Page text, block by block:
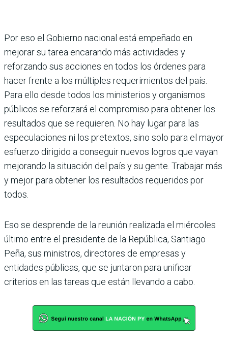
Por eso el Gobierno nacional está empeñado en
mejorar su tarea encarando más activi­dades y
reforzando sus acciones en todos los órdenes para
hacer frente a los múlti­ples requerimientos del país.
Para ello desde todos los ministerios y organismos
públicos se reforzará el compromiso para obtener los
resultados que se requieren. No hay lugar para las
especulaciones ni los pretextos, sino solo para el mayor
esfuerzo dirigido a conse­guir nuevos logros que vayan
mejorando la situación del país y su gente. Trabajar más
y mejor para obtener los resultados requeri­dos por
todos.
Eso se desprende de la reunión realizada el miércoles
último entre el presidente de la República, Santiago
Peña, sus ministros, directores de empresas y
entidades públicas, que se juntaron para unificar
criterios en las tareas que están llevando a cabo.